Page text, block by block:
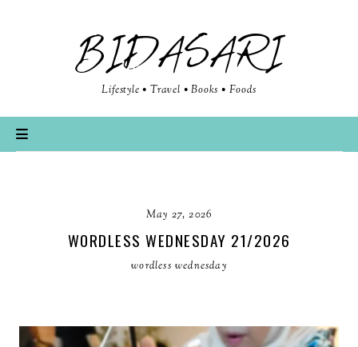
BIDASARI
Lifestyle • Travel • Books • Foods
May 27, 2026
WORDLESS WEDNESDAY 21/2026
wordless wednesday